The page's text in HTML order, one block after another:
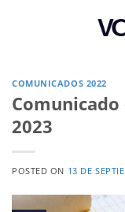
COMUNICADOS 2022
Comunicado
2023
POSTED ON 13 DE